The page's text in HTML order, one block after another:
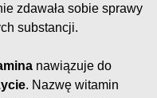
zdawała sobie sprawy
substancji.
nawiązuje do
. Nazwę witamin